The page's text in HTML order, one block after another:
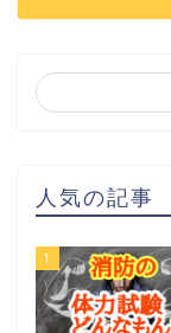
人気の記事
1